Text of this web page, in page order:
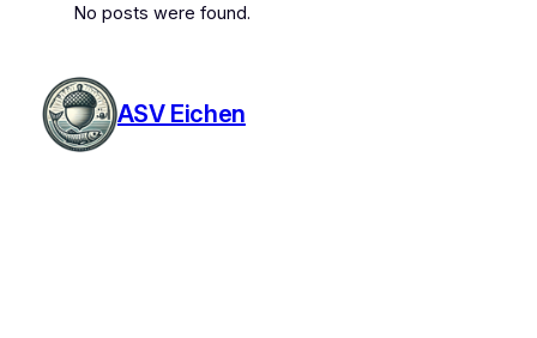
No posts were found.
ASV Eichen